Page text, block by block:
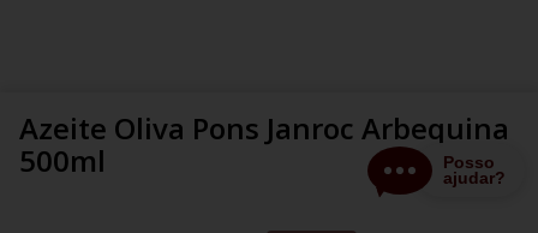
Azeite Oliva Pons Janroc Arbequina
500ml